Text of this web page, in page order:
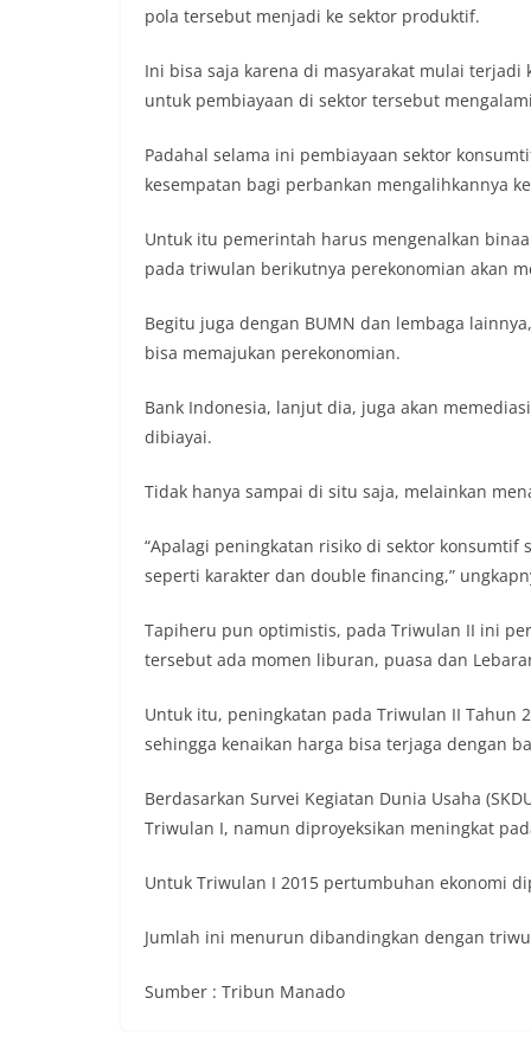
pola tersebut menjadi ke sektor produktif.
Ini bisa saja karena di masyarakat mulai
untuk pembiayaan di sektor tersebut
Padahal selama ini pembiayaan sektor
kesempatan bagi perbankan mengalihkannya
Untuk itu pemerintah harus mengenalkan
pada triwulan berikutnya perekonomian akan
Begitu juga dengan BUMN dan lembaga
bisa memajukan perekonomian.
Bank Indonesia, lanjut dia, juga akan
dibiayai.
Tidak hanya sampai di situ saja, melainkan
“Apalagi peningkatan risiko di sektor
seperti karakter dan double financing,”
Tapiheru pun optimistis, pada Triwulan II ini
tersebut ada momen liburan, puasa dan
Untuk itu, peningkatan pada Triwulan II Tahun
sehingga kenaikan harga bisa terjaga dengan
Berdasarkan Survei Kegiatan Dunia Usaha
Triwulan I, namun diproyeksikan meningkat
Untuk Triwulan I 2015 pertumbuhan ekonomi
Jumlah ini menurun dibandingkan dengan
Sumber : Tribun Manado